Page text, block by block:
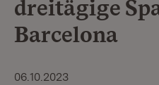
dreitägige
Barcelona
06.10.2023